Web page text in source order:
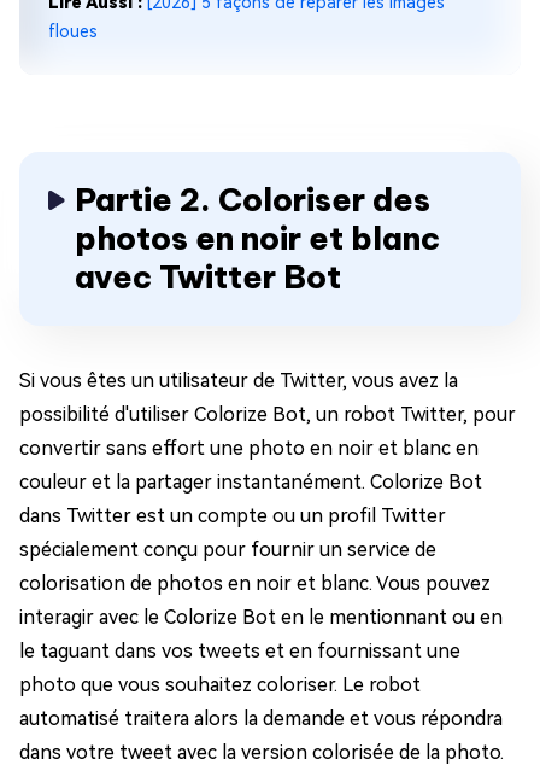
floues
Partie 2. Coloriser des
photos en noir et blanc
avec Twitter Bot
Si vous êtes un utilisateur de Twitter, vous avez la
possibilité d'utiliser Colorize Bot, un robot Twitter, pour
convertir sans effort une photo en noir et blanc en
couleur et la partager instantanément. Colorize Bot
dans Twitter est un compte ou un profil Twitter
spécialement conçu pour fournir un service de
colorisation de photos en noir et blanc. Vous pouvez
interagir avec le Colorize Bot en le mentionnant ou en
le taguant dans vos tweets et en fournissant une
photo que vous souhaitez coloriser. Le robot
automatisé traitera alors la demande et vous répondra
dans votre tweet avec la version colorisée de la photo.